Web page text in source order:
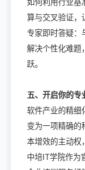
如何利用行业基
算与交叉验证，
专家即时答疑：
解决个性化难题
跃。
五、开启你的专
软件产业的精细
变为一项精确的
本增效的主动权
中培IT学院作为